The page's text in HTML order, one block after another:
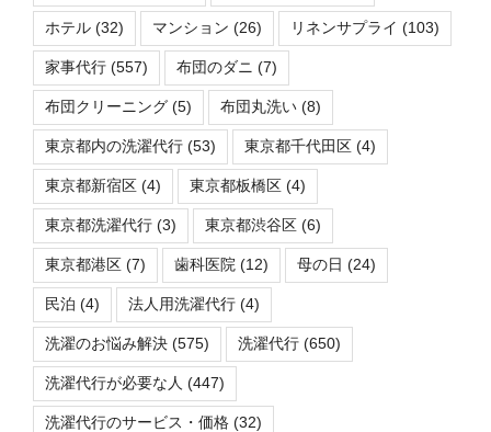
ホテル (32) マンション (26) リネンサプライ (103)
家事代行 (557) 布団のダニ (7)
布団クリーニング (5) 布団丸洗い (8)
東京都内の洗濯代行 (53) 東京都千代田区 (4)
東京都新宿区 (4) 東京都板橋区 (4)
東京都洗濯代行 (3) 東京都渋谷区 (6)
東京都港区 (7) 歯科医院 (12) 母の日 (24)
民泊 (4) 法人用洗濯代行 (4)
洗濯のお悩み解決 (575) 洗濯代行 (650)
洗濯代行が必要な人 (447)
洗濯代行のサービス・価格 (32)